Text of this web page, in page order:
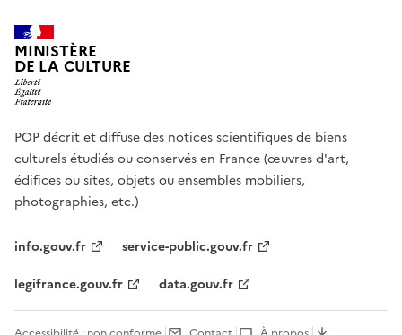
MINISTÈRE
DE LA CULTURE
POP décrit et diffuse des notices scientifiques de biens
culturels étudiés ou conservés en France (œuvres d'art,
édifices ou sites, objets ou ensembles mobiliers,
photographies, etc.)
info.gouv.fr
service-public.gouv.fr
legifrance.gouv.fr
data.gouv.fr